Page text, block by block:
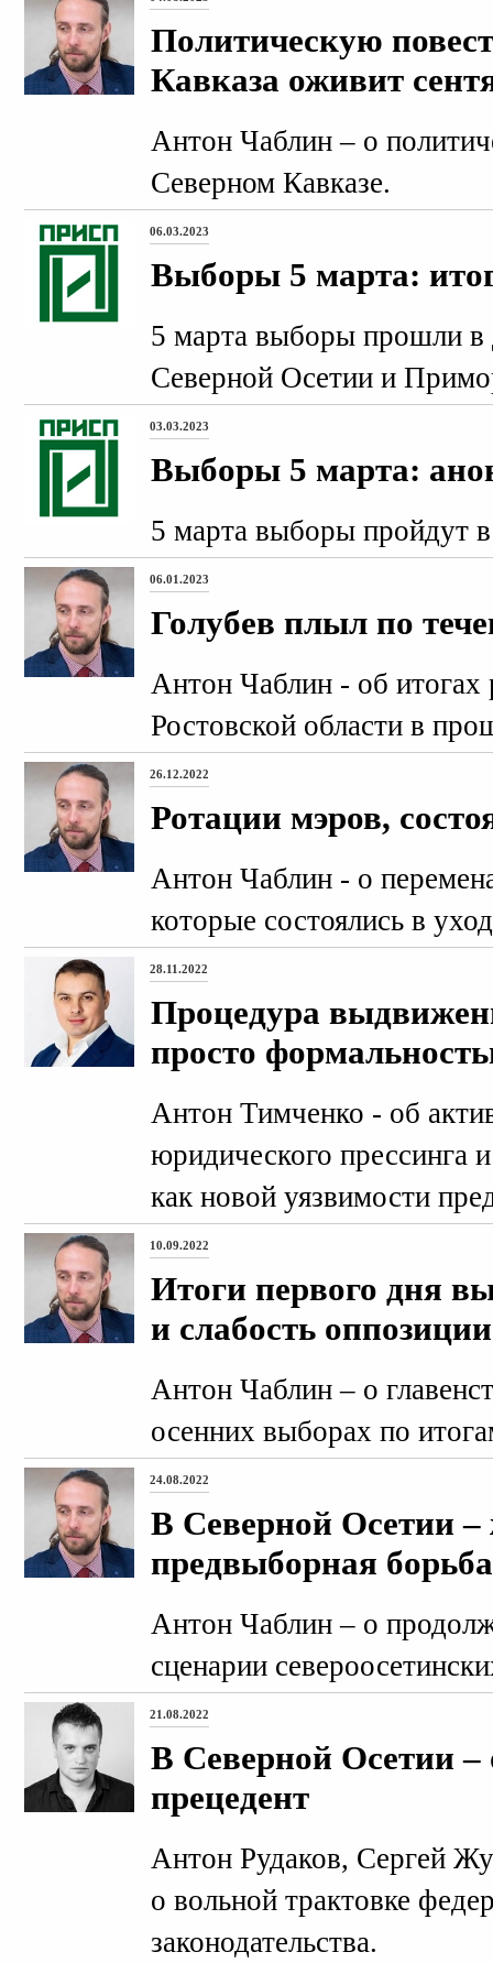
Политическую
Кавказа оживит
Антон Чаблин – о
Северном Кавказе.
06.03.2023
Выборы 5 марта:
5 марта выборы прошли в
Северной Осетии и
03.03.2023
Выборы 5 марта:
5 марта выборы пройдут
06.01.2023
Голубев плыл по
Антон Чаблин - об итогах
Ростовской области в
26.12.2022
Ротации мэров,
Антон Чаблин - о
которые состоялись в
28.11.2022
Процедура
просто
Антон Тимченко - об
юридического прессинга
как новой уязвимости
10.09.2022
Итоги первого дня
и слабость оппозиции
Антон Чаблин – о
осенних выборах по
24.08.2022
В Северной Осетии –
предвыборная борьба
Антон Чаблин – о
сценарии
21.08.2022
В Северной Осетии
прецедент
Антон Рудаков, Сергей
о вольной трактовке
законодательства.